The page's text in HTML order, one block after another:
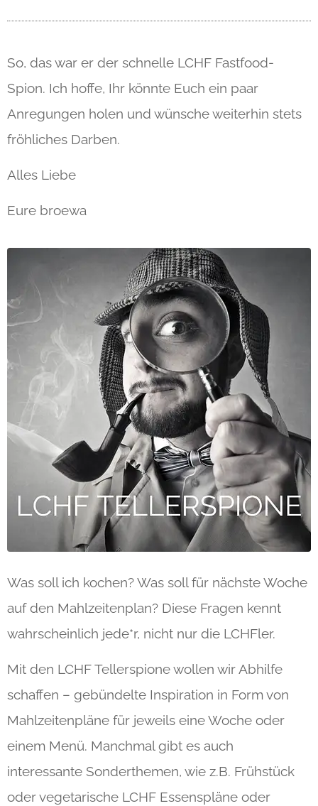
So, das war er der schnelle LCHF Fastfood-
Spion. Ich hoffe, Ihr könnte Euch ein paar
Anregungen holen und wünsche weiterhin stets
fröhliches Darben.
Alles Liebe
Eure broewa
Was soll ich kochen? Was soll für nächste Woche
auf den Mahlzeitenplan? Diese Fragen kennt
wahrscheinlich jede*r, nicht nur die LCHFler.
Mit den LCHF Tellerspione wollen wir Abhilfe
schaffen – gebündelte Inspiration in Form von
Mahlzeitenpläne für jeweils eine Woche oder
einem Menü. Manchmal gibt es auch
interessante Sonderthemen, wie z.B. Frühstück
oder vegetarische LCHF Essenspläne oder